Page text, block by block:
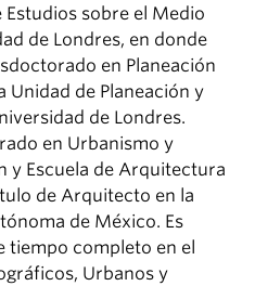
Estudios sobre el Medio
de Londres, en donde
en Planeación
Unidad de Planeación y
de Londres.
en Urbanismo y
y Escuela de Arquitectura
de Arquitecto en la
de México. Es
completo en el
Urbanos y